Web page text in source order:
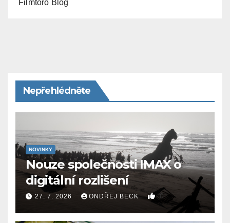
Filmtoro Blog
Nepřehlédněte
NOVINKY
Nouze společnosti IMAX o
digitální rozlišení
27. 7. 2026 ONDŘEJ BECK 0